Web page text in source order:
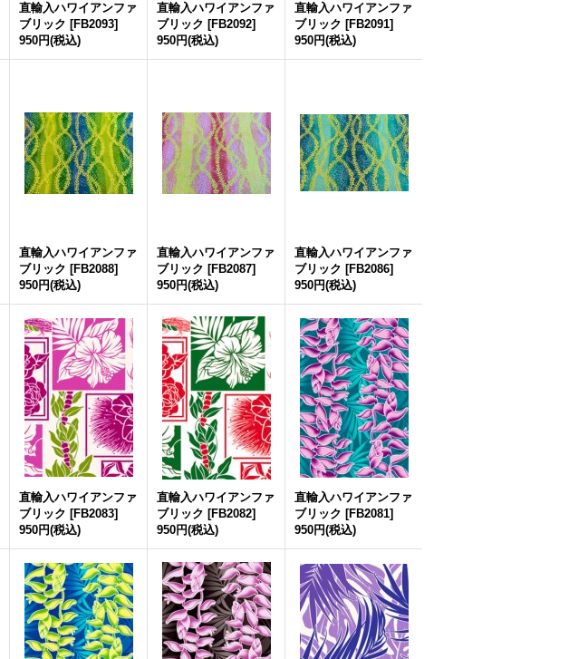
直輸入ハワイアンファ
ブリック [FB2093]
950円(税込)
直輸入ハワイアンファ
ブリック [FB2092]
950円(税込)
直輸入ハワイアンファ
ブリック [FB2091]
950円(税込)
直輸入ハワイアンファ
ブリック [FB2088]
950円(税込)
直輸入ハワイアンファ
ブリック [FB2087]
950円(税込)
直輸入ハワイアンファ
ブリック [FB2086]
950円(税込)
直輸入ハワイアンファ
ブリック [FB2083]
950円(税込)
直輸入ハワイアンファ
ブリック [FB2082]
950円(税込)
直輸入ハワイアンファ
ブリック [FB2081]
950円(税込)